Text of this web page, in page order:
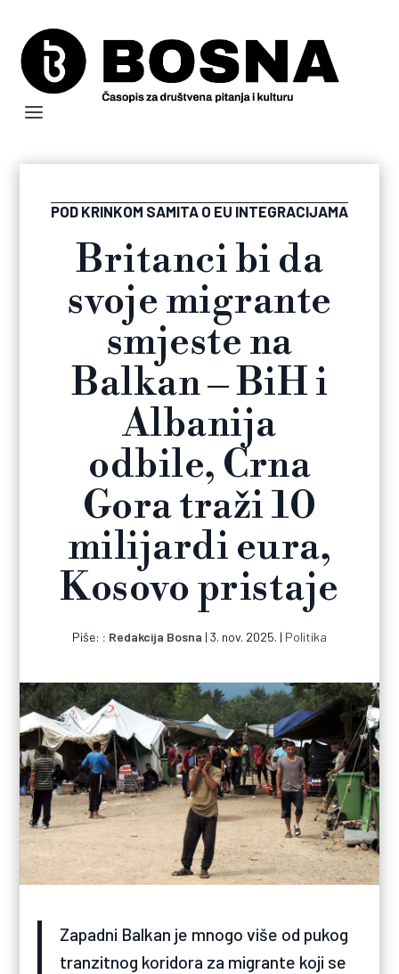
POD KRINKOM SAMITA O EU INTEGRACIJAMA
Britanci bi da
svoje migrante
smjeste na
Balkan – BiH i
Albanija
odbile, Crna
Gora traži 10
milijardi eura,
Kosovo pristaje
Piše: Redakcija Bosna | 3. nov. 2025. | Politika
Zapadni Balkan je mnogo više od pukog
tranzitnog koridora za migrante koji se